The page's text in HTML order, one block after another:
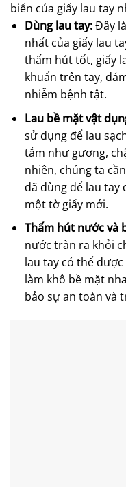
biến của giấy lau tay
Dùng lau tay:Đây
nhất của giấy lau
thấm hút tốt, giấy
khuẩn trên tay,
nhiễm bệnh tật.
Lau bề mặt vật
sử dụng để lau
tắm như gương,
nhiên, chúng ta
đã dùng để lau tay
một tờ giấy mới.
Thấm hút nước và
nước tràn ra khỏi
lau tay có thể
làm khô bề mặt
bảo sự an toàn và